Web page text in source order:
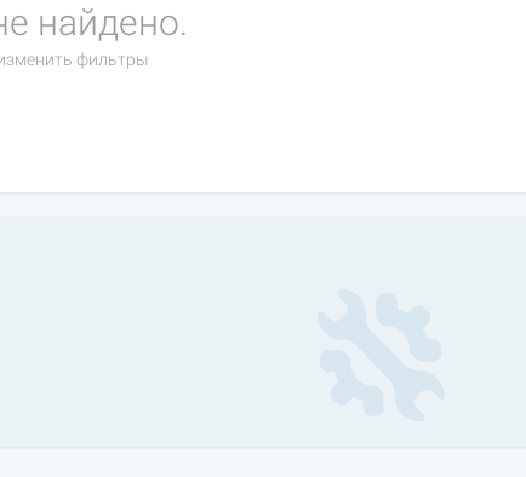
найдено.
фильтры